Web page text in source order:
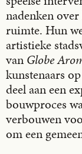
nadenken
ruimte. Hun
artistieke
van Globe
kunstenaars
deel aan een
bouwproces
verbouwen
om een